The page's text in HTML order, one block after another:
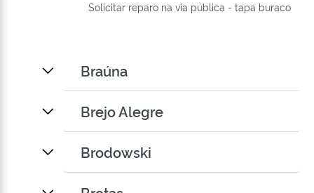
Solicitar reparo na via pública - tapa buraco
Braúna
Brejo Alegre
Brodowski